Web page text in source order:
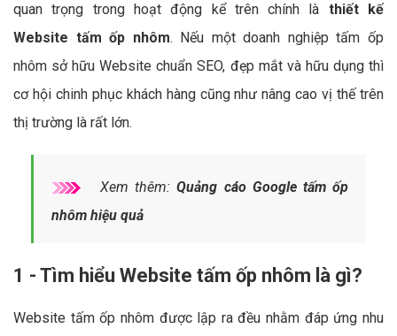
quan trọng trong hoạt động kể trên chính là thiết kế
Website tấm ốp nhôm. Nếu một doanh nghiệp tấm ốp
nhôm sở hữu Website chuẩn SEO, đẹp mắt và hữu dụng thì
cơ hội chinh phục khách hàng cũng như nâng cao vị thế trên
thị trường là rất lớn.
Xem thêm:Quảng cáo Google tấm ốp
nhôm hiệu quả
1 - Tìm hiểu Website tấm ốp nhôm là gì?
Website tấm ốp nhôm được lập ra đều nhằm đáp ứng nhu